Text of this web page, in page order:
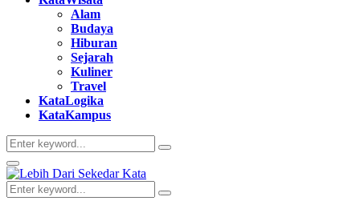
Alam
Budaya
Hiburan
Sejarah
Kuliner
Travel
KataLogika
KataKampus
Search
for:
Search
Primary
Menu
Search
for:
Search